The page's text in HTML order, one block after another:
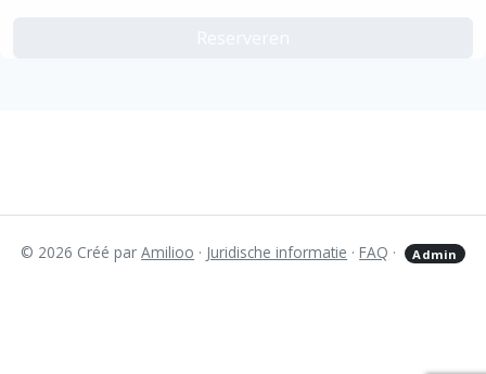
© 2026 Créé parAmilioo · Juridische informatie · FAQ · Admin